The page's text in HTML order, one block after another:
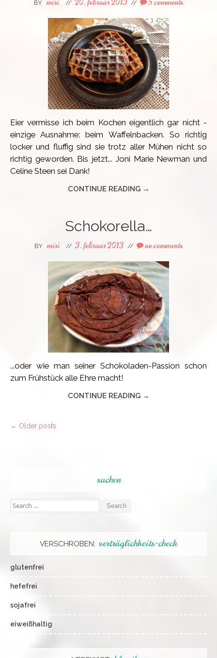
BY // //
Eier vermisse ich beim Kochen eigentlich gar nicht -
einzige Ausnahme: beim Waffelnbacken. So richtig
locker und fluffig sind sie trotz aller Mühen nicht so
richtig geworden. Bis jetzt... Joni Marie Newman und
Celine Steen sei Dank!
CONTINUE READING →
Schokorella…
BY miri // 3. februar 2013 // no comments
...oder wie man seiner Schokoladen-Passion schon
zum Frühstück alle Ehre macht!
CONTINUE READING →
Post
← Older posts
suchen
Search
for:
VERSCHROBEN: verträglichkeits-check
glutenfrei
hefefrei
sojafrei
eiweißhaltig